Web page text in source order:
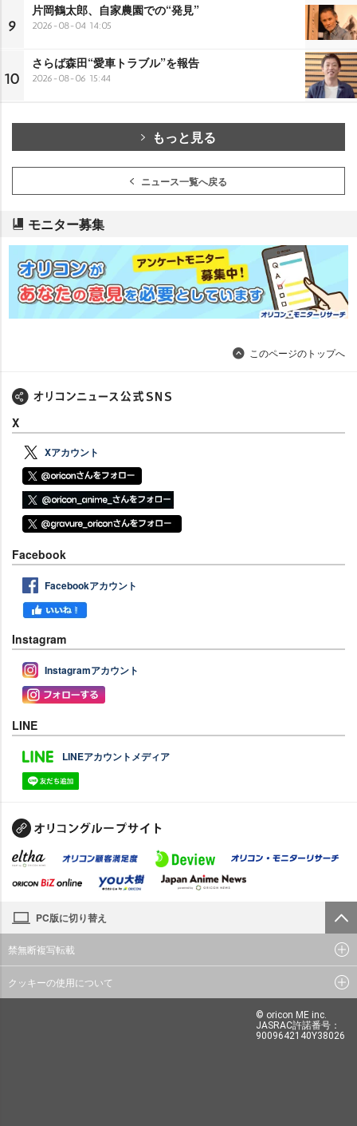
9
片岡鶴太郎、自家農園での“発見”
2026-08-04 14:05
10
さらば森田“愛車トラブル”を報告
2026-08-06 15:44
もっと見る
ニュース一覧へ戻る
モニター募集
このページのトップへ
X
Xアカウント
Facebook
Facebookアカウント
Instagram
Instagramアカウント
LINE
LINEアカウントメディア
PC版に切り替え
禁無断複写転載
クッキーの使用について
© oricon ME inc.
JASRAC許諾番号：
9009642140Y38026